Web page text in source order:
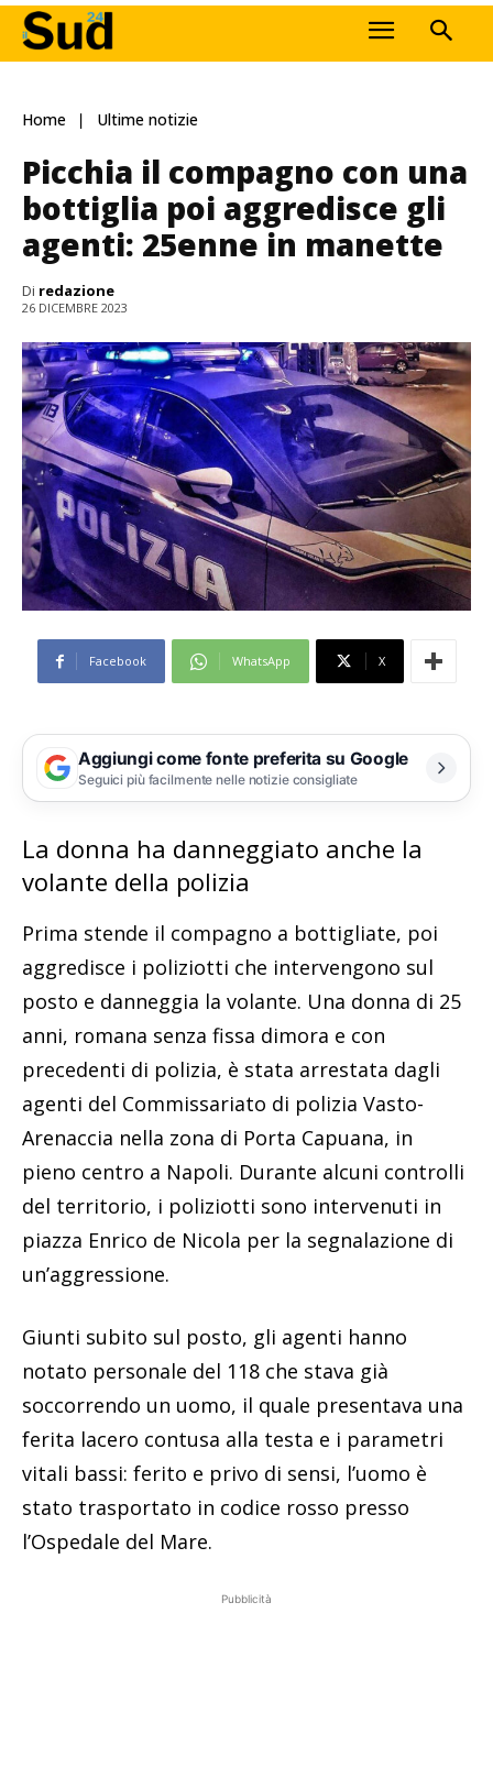
Home Ultime notizie
Picchia il compagno con una
bottiglia poi aggredisce gli
agenti: 25enne in manette
Di redazione
26 DICEMBRE 2023
Facebook WhatsApp X
Aggiungi come fonte preferita su Google
Seguici più facilmente nelle notizie consigliate
La donna ha danneggiato anche la
volante della polizia
Prima stende il compagno a bottigliate, poi
aggredisce i poliziotti che intervengono sul
posto e danneggia la volante. Una donna di 25
anni, romana senza fissa dimora e con
precedenti di polizia, è stata arrestata dagli
agenti del Commissariato di polizia Vasto-
Arenaccia nella zona di Porta Capuana, in
pieno centro a Napoli. Durante alcuni controlli
del territorio, i poliziotti sono intervenuti in
piazza Enrico de Nicola per la segnalazione di
un’aggressione.
Giunti subito sul posto, gli agenti hanno
notato personale del 118 che stava già
soccorrendo un uomo, il quale presentava una
ferita lacero contusa alla testa e i parametri
vitali bassi: ferito e privo di sensi, l’uomo è
stato trasportato in codice rosso presso
l’Ospedale del Mare.
Pubblicità